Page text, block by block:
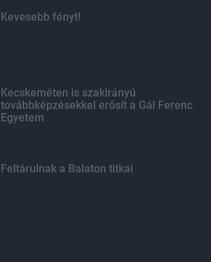
Kevesebb fényt!
Kecskeméten is szakirányú
továbbképzésekkel erősít a Gál Ferenc
Egyetem
Feltárulnak a Balaton titkai